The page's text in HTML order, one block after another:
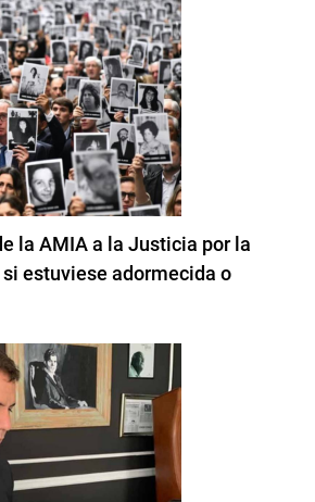
la AMIA a la Justicia por la
si estuviese adormecida o